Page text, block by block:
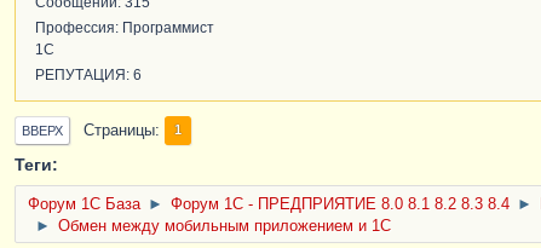
Профессия: Программист
1С
РЕПУТАЦИЯ: 6
ВВЕРХ Страницы 1
Теги:
Форум 1C База ► Форум 1С - ПРЕДПРИЯТИЕ 8.0 8.1 8.2 8.3 8.4 ►
►
Обмен между мобильным приложением и 1С